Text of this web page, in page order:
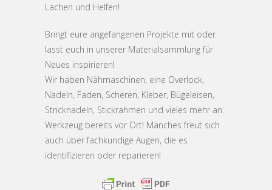
Lachen und Helfen!
Bringt eure angefangenen Projekte mit oder
lasst euch in unserer Materialsammlung für
Neues inspirieren!
Wir haben Nähmaschinen, eine Overlock,
Nadeln, Faden, Scheren, Kleber, Bügeleisen,
Stricknadeln, Stickrahmen und vieles mehr an
Werkzeug bereits vor Ort! Manches freut sich
auch über fachkundige Augen, die es
identifizieren oder reparieren!